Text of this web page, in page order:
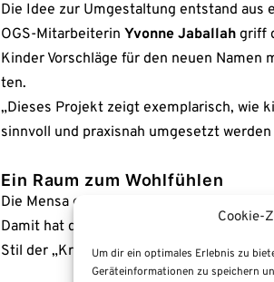
Cookie-
Um dir ein optimales Erlebnis zu
Geräteinformationen zu speichern
Die Idee zur Umge­stal­tung ent­stand aus
OGS-Mit­ar­bei­te­rin Yvonne Jabal­lah griff
Kin­der Vor­schlä­ge für den neu­en
ten.
„Die­ses Pro­jekt zeigt exem­pla­risch, wie
sinn­voll und pra­xis­nah umge­setzt
Ein Raum zum Wohl­füh­len
Die Men­sa erhielt ein fri­sches, mari­tim-
Damit hat der Raum ein völ­lig neu­es
Stil der „Kros­sen Krab­be“.